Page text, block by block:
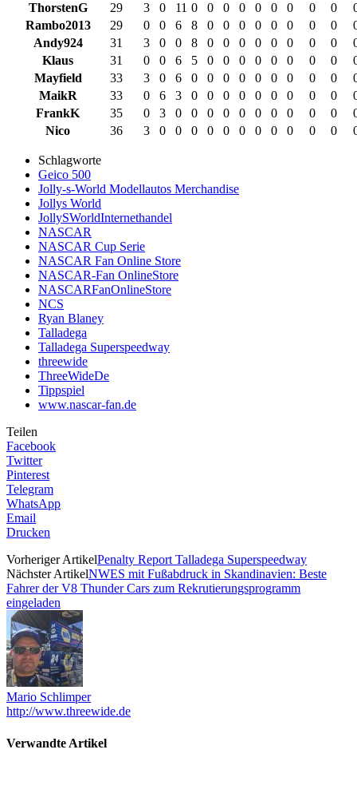
ThorstenG
29 3 0 11 0 0 0 0 0 0 0 0 0
Rambo2013
29 0 0 6 8 0 0 0 0 0 0 0 0
Andy924
31 3 0 0 8 0 0 0 0 0 0 0 0
Klaus
31 0 0 6 5 0 0 0 0 0 0 0 0
Mayfield
33 3 0 6 0 0 0 0 0 0 0 0 0
MaikR
33 0 6 3 0 0 0 0 0 0 0 0 0
FrankK
35 0 3 0 0 0 0 0 0 0 0 0 0
Nico
36 3 0 0 0 0 0 0 0 0 0 0 0
Schlagworte
Geico 500
Jolly-s-World Modellautos Merchandise
Jollys World
JollySWorldInternethandel
NASCAR
NASCAR Cup Serie
NASCAR Fan Online Store
NASCAR-Fan OnlineStore
NASCARFanOnlineStore
NCS
Ryan Blaney
Talladega
Talladega Superspeedway
threewide
ThreeWideDe
Tippspiel
www.nascar-fan.de
Teilen
Facebook
Twitter
Pinterest
Telegram
WhatsApp
Email
Drucken
Vorheriger ArtikelPenalty Report Talladega Superspeedway
Nächster ArtikelNWES mit Fußabdruck in Skandinavien: Beste
Fahrer der V8 Thunder Cars zum Rekrutierungsprogramm
eingeladen
Mario Schlimper
http://www.threewide.de
Verwandte Artikel